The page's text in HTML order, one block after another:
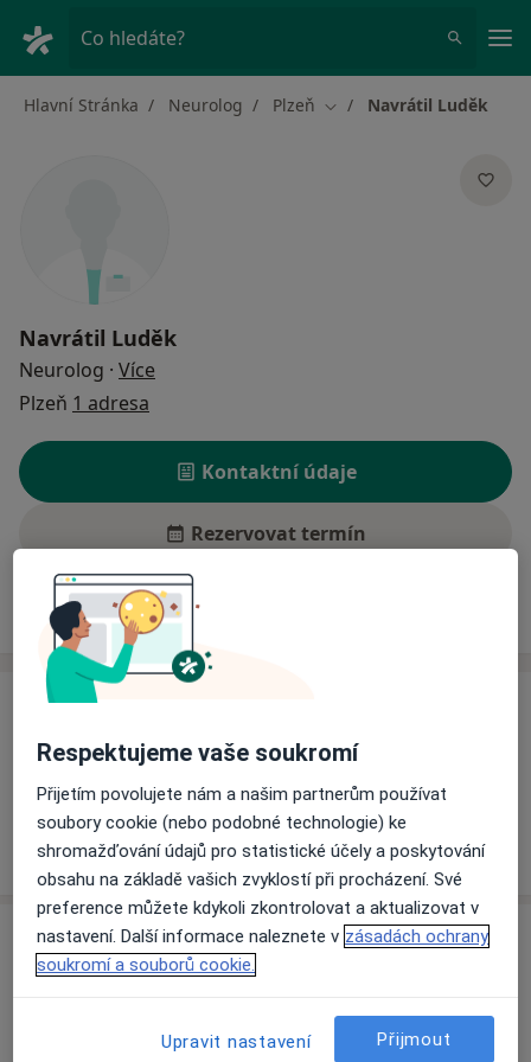
Co hledáte?
Hlavní Stránka Neurolog Plzeň Změna města
Navrátil Luděk
Navrátil Luděk
Neurolog · Více
Plzeň 1 adresa
Kontaktní údaje
Rezervovat termín
Ceník Adresy
Informace o službách a cenách nejsou k dispozici
Tento specialista ještě nepřidával žádné informace o
svých službách.
Adresa
305 99
Respektujeme vaše soukromí
Přijetím povolujete nám a našim partnerům používat
soubory cookie (nebo podobné technologie) ke
shromažďování údajů pro statistické účely a poskytování
obsahu na základě vašich zvyklostí při procházení. Své
preference můžete kdykoli zkontrolovat a aktualizovat v
nastavení. Další informace naleznete v zásadách ochrany
soukromí a souborů cookie.
Upravit nastavení Přijmout